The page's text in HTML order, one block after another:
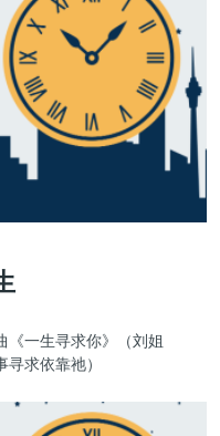
《一生寻求你》（刘姐
求依靠祂）